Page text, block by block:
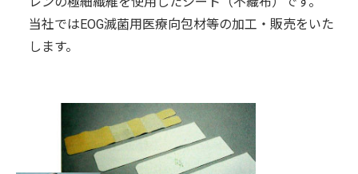
当社ではEOG滅菌用医療向包材等の加工・販売をいた
します。